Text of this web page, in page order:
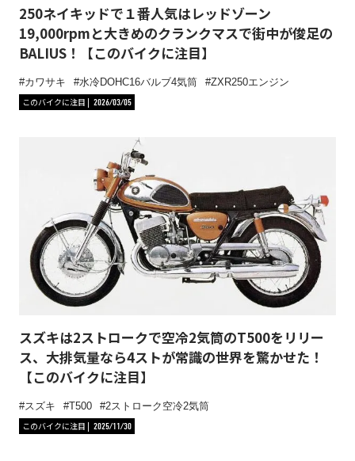
250ネイキッドで１番人気はレッドゾーン
19,000rpmと大きめのクランクマスで街中が俊足の
BALIUS！【このバイクに注目】
カワサキ 水冷DOHC16バルブ4気筒
ZXR250エンジン
このバイクに注目
2026/03/05
スズキは2ストロークで空冷2気筒のT500をリリー
ス、大排気量なら4ストが常識の世界を驚かせた！
【このバイクに注目】
スズキ T500
2ストローク空冷2気筒
このバイクに注目
2025/11/30